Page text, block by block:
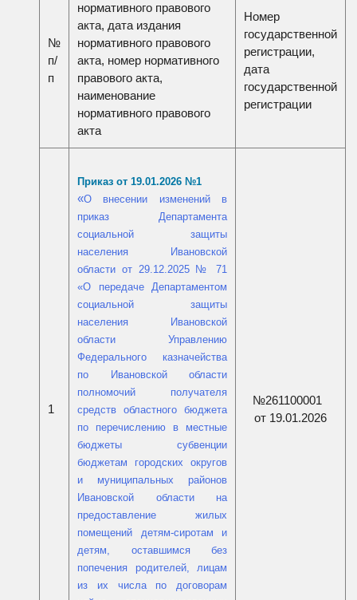
№
п/
п
нормативного правового
акта, дата издания
нормативного правового
акта, номер нормативного
правового акта,
наименование
нормативного правового
акта
Номер
государственной
регистрации,
дата
государственной
регистрации
1
Приказ от 19.01.2026 №1
«О внесении изменений в
приказ Департамента
социальной защиты
населения Ивановской
области от 29.12.2025 № 71
«О передаче Департаментом
социальной защиты
населения Ивановской
области Управлению
Федерального казначейства
по Ивановской области
полномочий получателя
средств областного бюджета
по перечислению в местные
бюджеты субвенции
бюджетам городских округов
и муниципальных районов
Ивановской области на
предоставление жилых
помещений детям-сиротам и
детям, оставшимся без
попечения родителей, лицам
из их числа по договорам
№261100001
от 19.01.2026